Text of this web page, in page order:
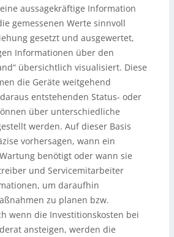
aussagekräftige Information
gemessenen Werte sinnvoll
gesetzt und ausgewertet,
Informationen über den
übersichtlich visualisiert. Diese
die Geräte weitgehend
entstehenden Status- oder
über unterschiedliche
werden. Auf dieser Basis
vorhersagen, wann ein
benötigt oder wann sie
und Servicemitarbeiter
um daraufhin
zu planen bzw.
wenn die Investitionskosten bei
ansteigen, werden die